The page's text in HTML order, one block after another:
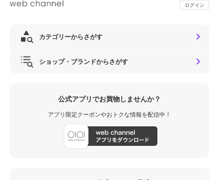
ログイン
カテゴリーからさがす
ショップ・ブランドからさがす
公式アプリでお買物しませんか？
アプリ限定クーポンやおトクな情報を配信中！